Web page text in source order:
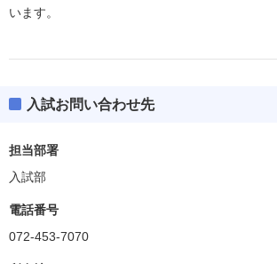
います。
入試お問い合わせ先
担当部署
入試部
電話番号
072-453-7070